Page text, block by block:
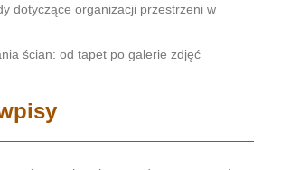
dotyczące organizacji przestrzeni w
ścian: od tapet po galerie zdjęć